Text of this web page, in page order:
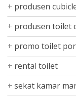
produsen
produsen toilet
promo toilet
rental toilet
sekat kamar